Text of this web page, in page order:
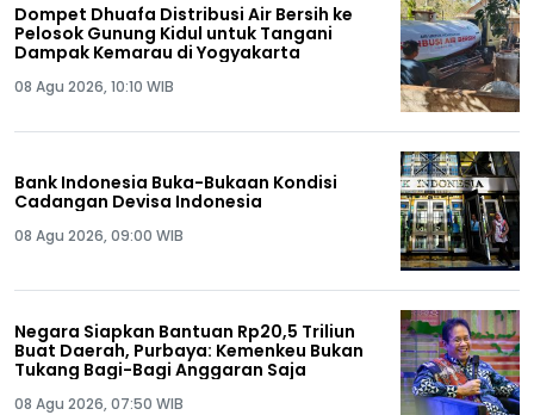
Dompet Dhuafa Distribusi Air Bersih ke
Pelosok Gunung Kidul untuk Tangani
Dampak Kemarau di Yogyakarta
08 Agu 2026, 10:10 WIB
Bank Indonesia Buka-Bukaan Kondisi
Cadangan Devisa Indonesia
08 Agu 2026, 09:00 WIB
Negara Siapkan Bantuan Rp20,5 Triliun
Buat Daerah, Purbaya: Kemenkeu Bukan
Tukang Bagi-Bagi Anggaran Saja
08 Agu 2026, 07:50 WIB